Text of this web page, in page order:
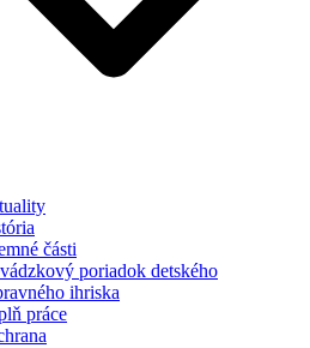
části
poriadok detského
ihriska
práce